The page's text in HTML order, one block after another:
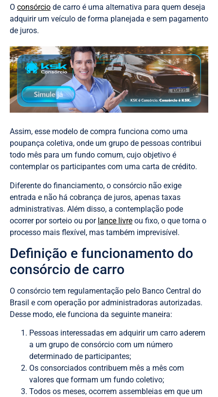
O consórcio de carro é uma alternativa para quem deseja
adquirir um veículo de forma planejada e sem pagamento
de juros.
Assim, esse modelo de compra funciona como uma
poupança coletiva, onde um grupo de pessoas contribui
todo mês para um fundo comum, cujo objetivo é
contemplar os participantes com uma carta de crédito.
Diferente do financiamento, o consórcio não exige
entrada e não há cobrança de juros, apenas taxas
administrativas. Além disso, a contemplação pode
ocorrer por sorteio ou por lance livre ou fixo, o que torna o
processo mais flexível, mas também imprevisível.
Definição e funcionamento do
consórcio de carro
O consórcio tem regulamentação pelo Banco Central do
Brasil e com operação por administradoras autorizadas.
Desse modo, ele funciona da seguinte maneira:
Pessoas interessadas em adquirir um carro aderem
a um grupo de consórcio com um número
determinado de participantes;
Os consorciados contribuem mês a mês com
valores que formam um fundo coletivo;
Todos os meses, ocorrem assembleias em que um